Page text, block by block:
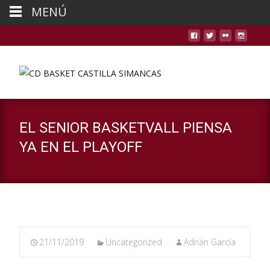
EL SENIOR BASKETVALL PIENSA
YA EN EL PLAYOFF
21/11/2019 Uncategorized Adrián García
MENÚ